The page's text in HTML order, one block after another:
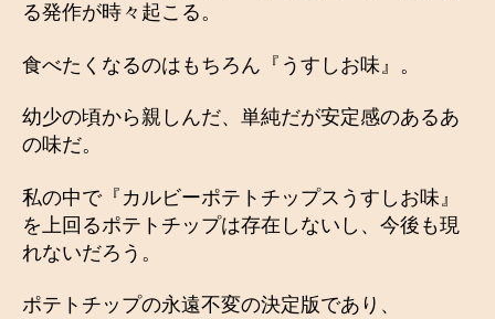
る発作が時々起こる。
食べたくなるのはもちろん『うすしお味』。
幼少の頃から親しんだ、単純だが安定感のあるあ
の味だ。
私の中で『カルビーポテトチップスうすしお味』
を上回るポテトチップは存在しないし、今後も現
れないだろう。
ポテトチップの永遠不変の決定版であり、